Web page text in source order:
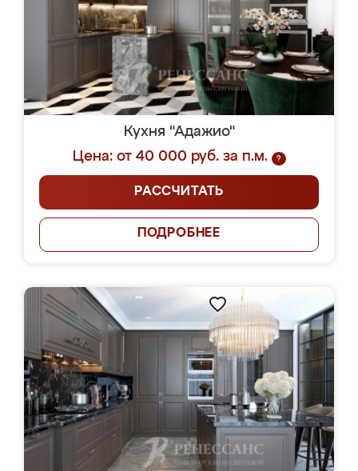
Кухня "Адажио"
Цена: от 40 000 руб. за п.м.
?
РАССЧИТАТЬ
ПОДРОБНЕЕ